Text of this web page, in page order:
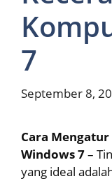
7
September 8,
Cara
Windows 7–
yang ideal